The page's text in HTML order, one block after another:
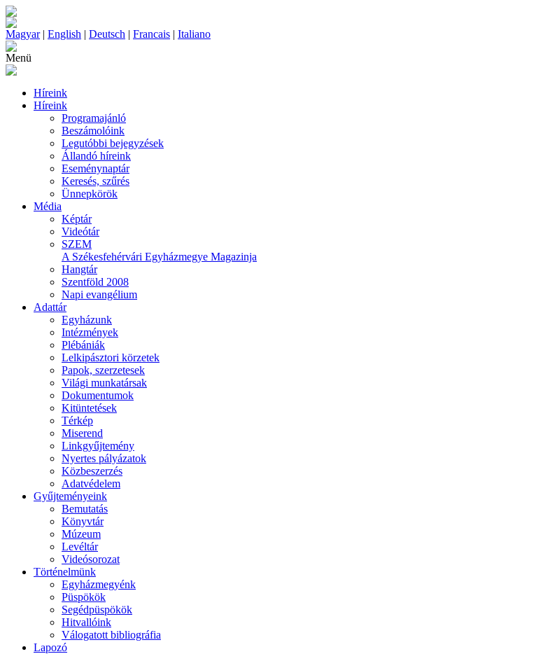
Magyar| English | Deutsch | Francais | Italiano
Menü
Híreink
Híreink
Programajánló
Beszámolóink
Legutóbbi bejegyzések
Állandó híreink
Eseménynaptár
Keresés, szűrés
Ünnepkörök
Média
Képtár
Videótár
SZEM
A Székesfehérvári Egyházmegye Magazinja
Hangtár
Szentföld 2008
Napi evangélium
Adattár
Egyházunk
Intézmények
Plébániák
Lelkipásztori körzetek
Papok, szerzetesek
Világi munkatársak
Dokumentumok
Kitüntetések
Térkép
Miserend
Linkgyűjtemény
Nyertes pályázatok
Közbeszerzés
Adatvédelem
Gyűjteményeink
Bemutatás
Könyvtár
Múzeum
Levéltár
Videósorozat
Történelmünk
Egyházmegyénk
Püspökök
Segédpüspökök
Hitvallóink
Válogatott bibliográfia
Lapozó